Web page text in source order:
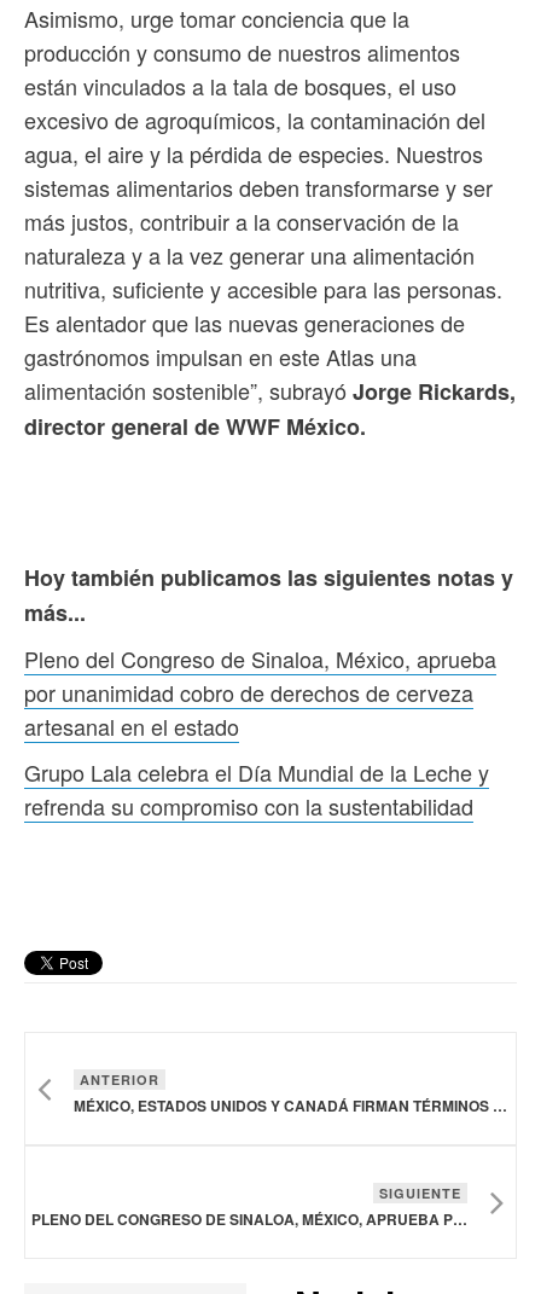
Asimismo, urge tomar conciencia que la
producción y consumo de nuestros alimentos
están vinculados a la tala de bosques, el uso
excesivo de agroquímicos, la contaminación del
agua, el aire y la pérdida de especies. Nuestros
sistemas alimentarios deben transformarse y ser
más justos, contribuir a la conservación de la
naturaleza y a la vez generar una alimentación
nutritiva, suficiente y accesible para las personas.
Es alentador que las nuevas generaciones de
gastrónomos impulsan en este Atlas una
alimentación sostenible”, subrayó Jorge Rickards,
director general de WWF México.
Hoy también publicamos las siguientes notas y
más...
Pleno del Congreso de Sinaloa, México, aprueba
por unanimidad cobro de derechos de cerveza
artesanal en el estado
Grupo Lala celebra el Día Mundial de la Leche y
refrenda su compromiso con la sustentabilidad
ANTERIOR
MÉXICO, ESTADOS UNIDOS Y CANADÁ FIRMAN TÉRMINOS DE REFERENCIA DEL COMITÉ DE SALUD ANIMAL DE AMÉRICA DEL NORTE
SIGUIENTE
PLENO DEL CONGRESO DE SINALOA, MÉXICO, APRUEBA POR UNANIMIDAD COBRO DE DERECHOS DE CERVEZA ARTESANAL EN EL ESTADO